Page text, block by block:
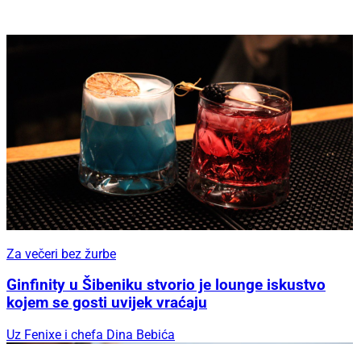
Za večeri bez žurbe
Ginfinity u Šibeniku stvorio je lounge iskustvo
kojem se gosti uvijek vraćaju
Uz Fenixe i chefa Dina Bebića